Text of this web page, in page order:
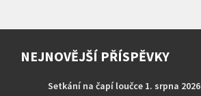
NEJNOVĚJŠÍ PŘÍSPĚVKY
Setkání na čapí loučce 1. srpna 2026